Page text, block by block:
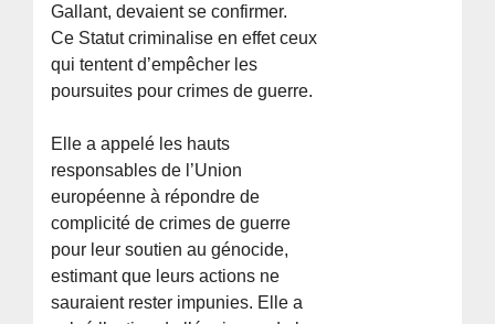
Gallant, devaient se confirmer.
Ce Statut criminalise en effet ceux
qui tentent d’empêcher les
poursuites pour crimes de guerre.
Elle a appelé les hauts
responsables de l’Union
européenne à répondre de
complicité de crimes de guerre
pour leur soutien au génocide,
estimant que leurs actions ne
sauraient rester impunies. Elle a